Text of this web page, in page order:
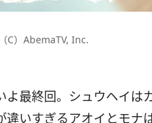
（C）AbemaTV, Inc.
よ最終回。シュウヘイは
違いすぎるアオイとモナ